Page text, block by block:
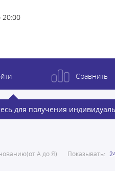
20:00
для получения
Сравнить
А до Я) Показывать: